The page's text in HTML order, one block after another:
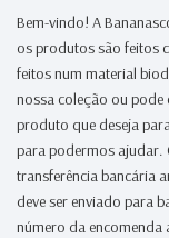
Bem-vindo! A
os produtos são feitos
feitos num material
nossa coleção ou
produto que deseja
para podermos ajudar.
transferência bancária
deve ser enviado para
número da